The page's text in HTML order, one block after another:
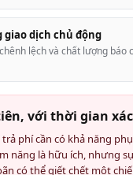
giao dịch chủ động
lệch và chất lượng báo
với thời gian
phí cần có khả năng
năng là hữu ích, nhưng
có thể giết chết một